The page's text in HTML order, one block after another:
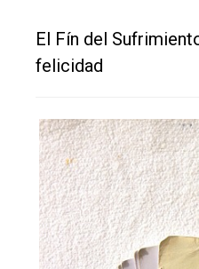
El Fín del
felicidad